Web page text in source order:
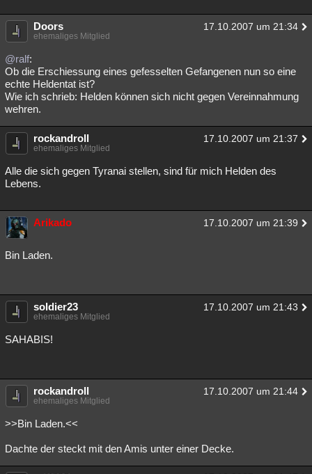
Musik Clash Verbesserungen Allmystery English
Übersichten
Besucht
Lesenswert Schlüsselwörter
Doors 17.10.2007 um 21:34
ehemaliges Mitglied
@ralf:
Ob die Erschiessung eines gefesselten Gefangenen nun so eine
echte Heldentat ist?
Wie ich schrieb: Helden können sich nicht gegen Vereinnahmung
wehren.
rockandroll 17.10.2007 um 21:37
ehemaliges Mitglied
Alle die sich gegen Tyranai stellen, sind für mich Helden des
Lebens.
Arikado 17.10.2007 um 21:39
Bin Laden.
soldier23 17.10.2007 um 21:43
ehemaliges Mitglied
SAHABIS!
rockandroll 17.10.2007 um 21:44
ehemaliges Mitglied
>>Bin Laden.<<
Dachte der steckt mit den Amis unter einer Decke.